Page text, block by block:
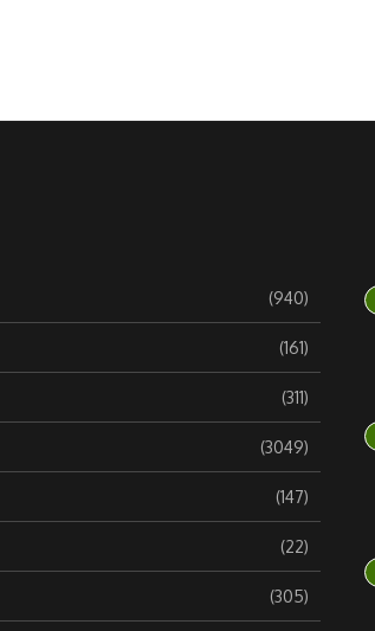
(940)
(161)
(311)
(3049)
(147)
(22)
(305)